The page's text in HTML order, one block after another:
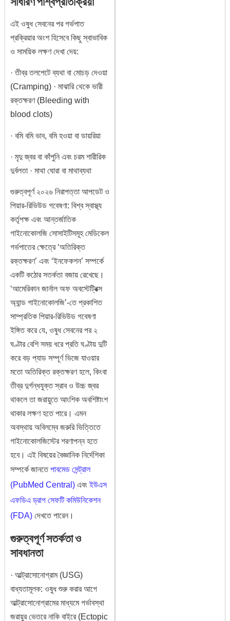
এই ওষুধ সেবনের পর গর্ভপাত
প্রক্রিয়ার অংশ হিসেবে কিছু স্বাভাবিক
ও সাময়িক লক্ষণ দেখা দেয়:
· তীব্র তলপেটে ব্যথা বা মোচড় দেওয়া
(Cramping) · মাঝারি থেকে ভারী
রক্তক্ষরণ (Bleeding with
blood clots)
· বমি বমি ভাব, বমি হওয়া বা ডায়রিয়া
· মৃদু জ্বর বা কাঁপুনি এবং চরম শারীরিক
দুর্বলতা · মাথা ঘোরা বা মাথাব্যথা
গুরুত্বপূর্ণ ২০২৬ নিরাপত্তা আপডেট ও
পিয়ার-রিভিউড গবেষণা: বিশ্ব স্বাস্থ্য
কর্তৃপক্ষ এবং আন্তর্জাতিক
গাইনোকোলজি সোসাইটিসমূহ মেডিকেল
গর্ভপাতের ক্ষেত্রে ‘অতিরিক্ত
রক্তক্ষরণ’ এবং ‘ইনফেকশন’ সম্পর্কে
একটি কঠোর সতর্কতা বজায় রেখেছে।
‘আমেরিকান জার্নাল অফ অবস্টেট্রিক্স
অ্যান্ড গাইনোকোলজি’-তে প্রকাশিত
সাম্প্রতিক পিয়ার-রিভিউড গবেষণা
ইঙ্গিত করে যে, ওষুধ সেবনের পর ২
ঘণ্টার বেশি সময় ধরে প্রতি ঘণ্টায় দুটি
করে বড় প্যাড সম্পূর্ণ ভিজে যাওয়ার
মতো অতিরিক্ত রক্তক্ষরণ হলে, কিংবা
তীব্র দুর্গন্ধযুক্ত স্রাব ও উচ্চ জ্বর
থাকলে তা জরায়ুতে আংশিক অবশিষ্টাংশ
থাকার লক্ষণ হতে পারে। এমন
অবস্থায় অবিলম্বে জরুরি ভিত্তিতে
গাইনোকোলজিস্টের শরণাপন্ন হতে
হবে। এই বিষয়ের বৈজ্ঞানিক নির্দেশিকা
সম্পর্কে জানতেপাবমেড সেন্ট্রাল
(PubMed Central) এবংইউএস
এফডিএ ড্রাগ সেফটি কমিউনিকেশন
(FDA) দেখতে পারেন।
গুরুত্বপূর্ণ সতর্কতা ও
সাবধানতা
· আল্ট্রাসোনোগ্রাম (USG)
বাধ্যতামূলক: ওষুধ শুরু করার আগে
আল্ট্রাসোনোগ্রামের মাধ্যমে গর্ভাবস্থা
জরায়ুর ভেতরে নাকি বাইরে (Ectopic